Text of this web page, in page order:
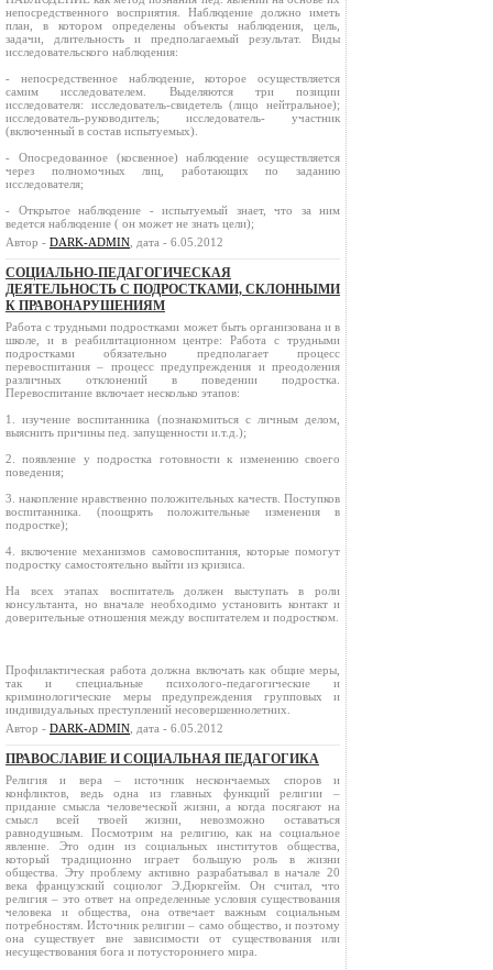
непосредственного восприятия. Наблюдение должно иметь
план, в котором определены объекты наблюдения, цель,
задачи, длительность и предполагаемый результат. Виды
исследовательского наблюдения:
- непосредственное наблюдение, которое осуществляется
самим исследователем. Выделяются три позиции
исследователя: исследователь-свидетель (лицо нейтральное);
исследователь-руководитель; исследователь- участник
(включенный в состав испытуемых).
- Опосредованное (косвенное) наблюдение осуществляется
через полномочных лиц, работающих по заданию
исследователя;
- Открытое наблюдение - испытуемый знает, что за ним
ведется наблюдение ( он может не знать цели);
Автор - DARK-ADMIN , дата - 6.05.2012
СОЦИАЛЬНО-ПЕДАГОГИЧЕСКАЯ
ДЕЯТЕЛЬНОСТЬ С ПОДРОСТКАМИ, СКЛОННЫМИ
К ПРАВОНАРУШЕНИЯМ
Работа с трудными подростками может быть организована и в
школе, и в реабилитационном центре: Работа с трудными
подростками обязательно предполагает процесс
перевоспитания – процесс предупреждения и преодоления
различных отклонений в поведении подростка.
Перевоспитание включает несколько этапов:
1. изучение воспитанника (познакомиться с личным делом,
выяснить причины пед. запущенности и.т.д.);
2. появление у подростка готовности к изменению своего
поведения;
3. накопление нравственно положительных качеств. Поступков
воспитанника. (поощрять положительные изменения в
подростке);
4. включение механизмов самовоспитания, которые помогут
подростку самостоятельно выйти из кризиса.
На всех этапах воспитатель должен выступать в роли
консультанта, но вначале необходимо установить контакт и
доверительные отношения между воспитателем и подростком.
Профилактическая работа должна включать как общие меры,
так и специальные психолого-педагогические и
криминологические меры предупреждения групповых и
индивидуальных преступлений несовершеннолетних.
Автор - DARK-ADMIN , дата - 6.05.2012
ПРАВОСЛАВИЕ И СОЦИАЛЬНАЯ ПЕДАГОГИКА
Религия и вера – источник нескончаемых споров и
конфликтов, ведь одна из главных функций религии –
придание смысла человеческой жизни, а когда посягают на
смысл всей твоей жизни, невозможно оставаться
равнодушным. Посмотрим на религию, как на социальное
явление. Это один из социальных институтов общества,
который традиционно играет большую роль в жизни
общества. Эту проблему активно разрабатывал в начале 20
века французский социолог Э.Дюркгейм. Он считал, что
религия – это ответ на определенные условия существования
человека и общества, она отвечает важным социальным
потребностям. Источник религии – само общество, и поэтому
она существует вне зависимости от существования или
несуществования бога и потустороннего мира.